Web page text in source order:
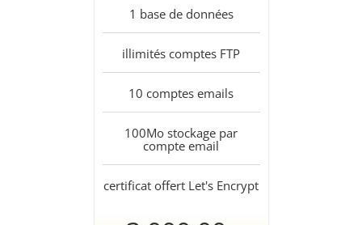
1 base de données
illimités comptes FTP
10 comptes emails
100Mo stockage par
compte email
certificat offert Let's Encrypt